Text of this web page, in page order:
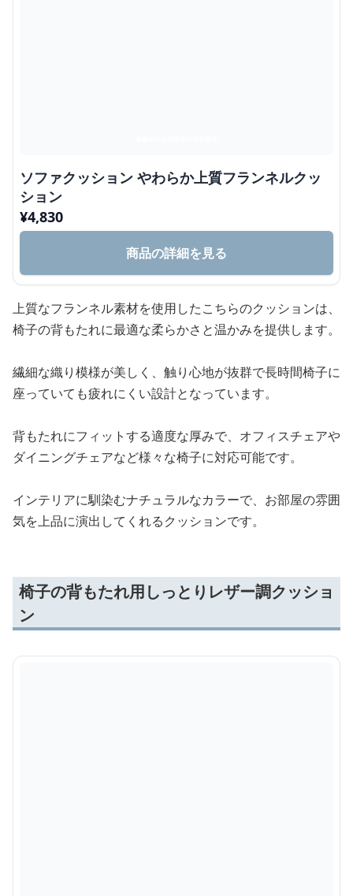
ソファクッション やわらか上質フランネルクッ
ション
¥4,830
商品の詳細を見る
上質なフランネル素材を使用したこちらのクッションは、
椅子の背もたれに最適な柔らかさと温かみを提供します。
繊細な織り模様が美しく、触り心地が抜群で長時間椅子に
座っていても疲れにくい設計となっています。
背もたれにフィットする適度な厚みで、オフィスチェアや
ダイニングチェアなど様々な椅子に対応可能です。
インテリアに馴染むナチュラルなカラーで、お部屋の雰囲
気を上品に演出してくれるクッションです。
椅子の背もたれ用しっとりレザー調クッショ
ン